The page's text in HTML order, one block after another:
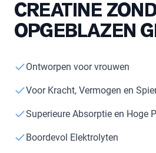
Populaire Zoektermen
”Protein Powder“
”Collagen“
PROTEIN POWDERS
Weidegevoerde
CREATINE
OPGEBLAZEN
Ontworpen voor vrouwen
Voor Kracht, Vermogen en
Superieure Absorptie en Hoge
Boordevol Elektrolyten